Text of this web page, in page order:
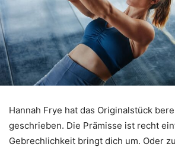
Hannah Frye hat das Originalstück
geschrieben. Die Prämisse ist recht
Gebrechlichkeit bringt dich um. Oder